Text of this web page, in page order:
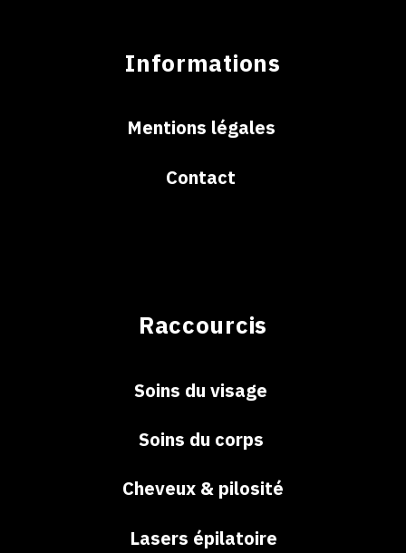
Informations
Mentions légales
Contact
Raccourcis
Soins du visage
Soins du corps
Cheveux & pilosité
Lasers épilatoire